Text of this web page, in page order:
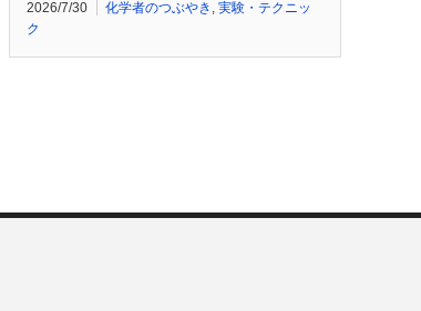
2026/7/30 化学者のつぶやき , 実験・テクニッ
ク